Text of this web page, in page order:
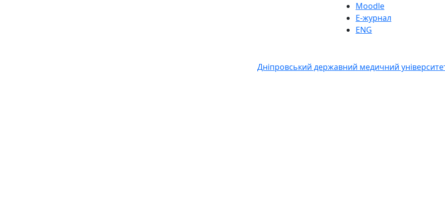
Moodle
Е-журнал
ENG
Дніпровський державний медичний